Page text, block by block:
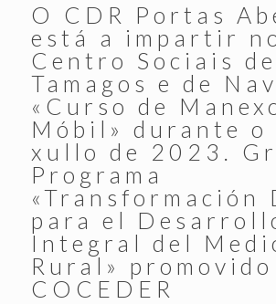
O CDR Portas
está a impartir
Centro Sociais de
Tamagos e de
«Curso de
Móbil» durante o
xullo de 2023.
Programa
«Transformación
para el
Integral del
Rural»
COCEDER